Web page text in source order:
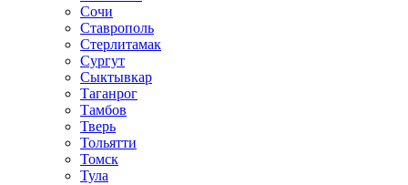
Сочи
Ставрополь
Стерлитамак
Сургут
Сыктывкар
Таганрог
Тамбов
Тверь
Тольятти
Томск
Тула